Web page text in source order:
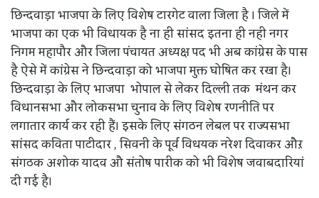
छिन्दवाड़ा भाजपा के लिए विशेष टारगेट वाला जिला है । जिले में
भाजपा का एक भी विधायक है ना ही सांसद इतना ही नही नगर
निगम महापौर और जिला पंचायत अध्यक्ष पद भी अब कांग्रेस के पास
है ऐसे में कांग्रेस ने छिन्दवाड़ा को भाजपा मुक्त घोषित कर रखा है।
छिन्दवाड़ा के लिए भाजपा भोपाल से लेकर दिल्ली तक मंथन कर
विधानसभा और लोकसभा चुनाव के लिए विशेष रणनीति पर
लगातार कार्य कर रही हैं। इसके लिए संगठन लेबल पर राज्यसभा
सांसद कविता पाटीदार , सिवनी के पूर्व विधयक नरेश दिवाकर औऱ
संगठक अशोक यादव औ संतोष पारीक को भी विशेष जवाबदारियां
दी गई है।